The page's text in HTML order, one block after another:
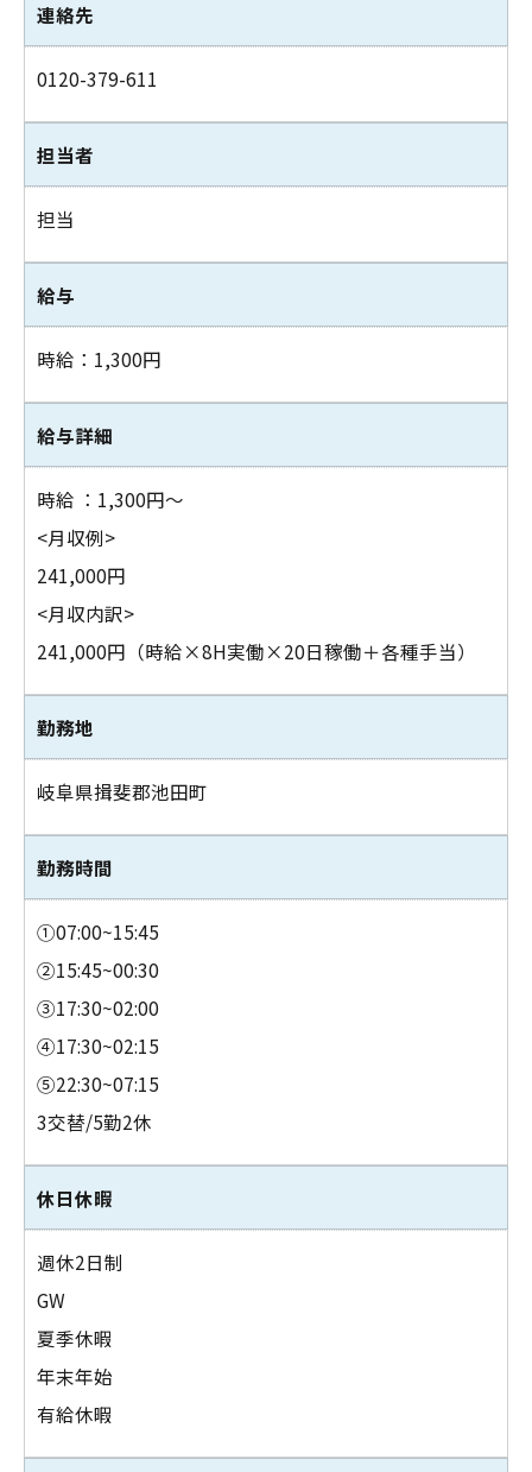
連絡先
0120-379-611
担当者
担当
給与
時給：1,300円
給与詳細
時給 ：1,300円～
<月収例>
241,000円
<月収内訳>
241,000円（時給×8H実働×20日稼働＋各種手当）
勤務地
岐阜県揖斐郡池田町
勤務時間
①07:00~15:45
②15:45~00:30
③17:30~02:00
④17:30~02:15
⑤22:30~07:15
3交替/5勤2休
休日休暇
週休2日制
GW
夏季休暇
年末年始
有給休暇